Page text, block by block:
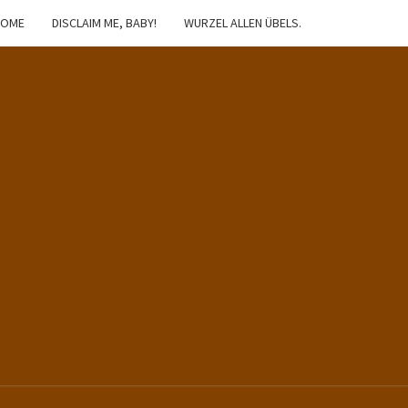
DISCLAIM ME, BABY! WURZEL ALLEN ÜBELS.